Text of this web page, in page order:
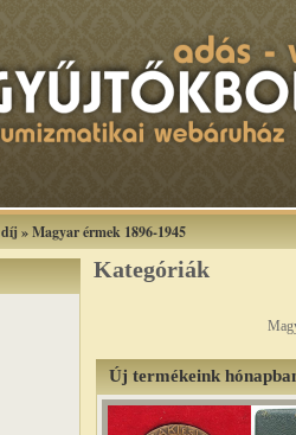
»Magyar érmek 1896-1945
Kategóriák
Új termékeink